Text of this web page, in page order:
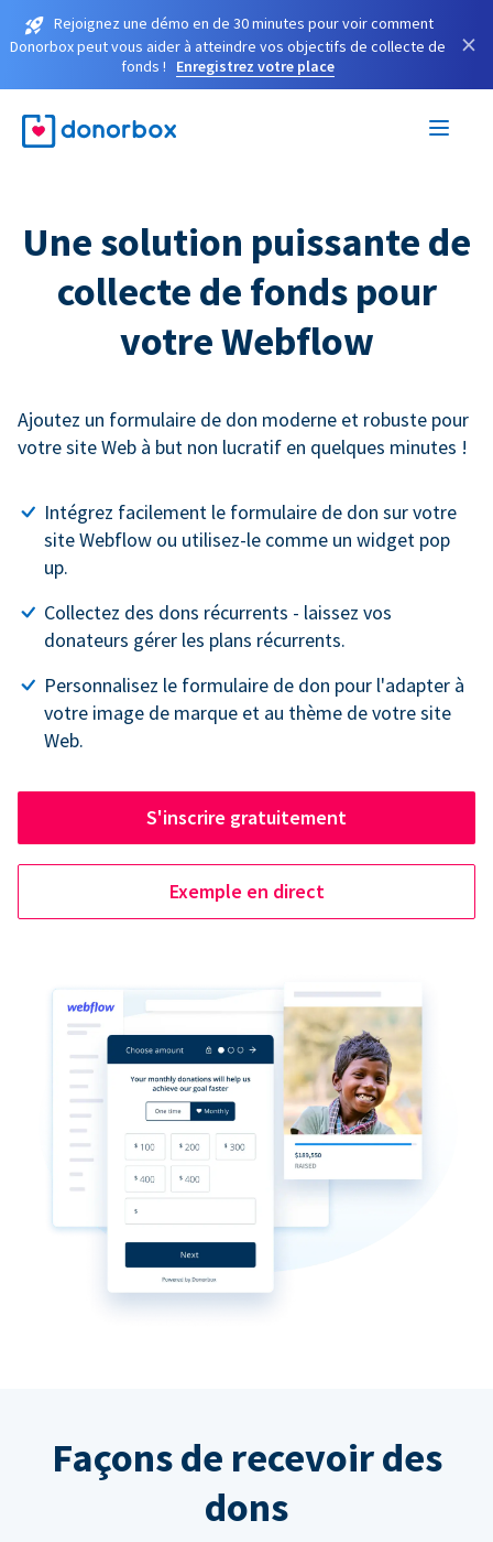
Rejoignez une démo en de 30 minutes pour voir comment
Donorbox peut vous aider à atteindre vos objectifs de collecte de
fonds !
Enregistrez votre place
×
Une solution puissante de
collecte de fonds pour
votre Webflow
Ajoutez un formulaire de don moderne et robuste pour
votre site Web à but non lucratif en quelques minutes !
Intégrez facilement le formulaire de don sur votre
site Webflow ou utilisez-le comme un widget pop
up.
Collectez des dons récurrents - laissez vos
donateurs gérer les plans récurrents.
Personnalisez le formulaire de don pour l'adapter à
votre image de marque et au thème de votre site
Web.
S'inscrire gratuitement
Exemple en direct
Façons de recevoir des
dons